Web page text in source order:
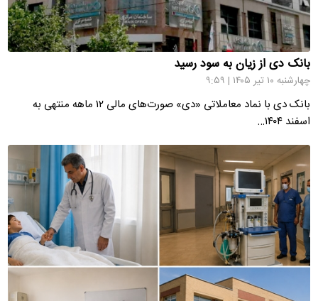
بانک دی از زیان به سود رسید
چهارشنبه ۱۰ تیر ۱۴۰۵ | ۹:۵۹
بانک دی با نماد معاملاتی «دی» صورت‌های مالی ۱۲ ماهه منتهی به
اسفند ۱۴۰۴…